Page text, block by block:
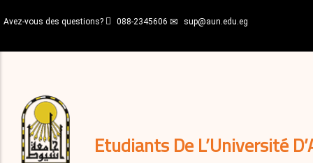
au
principal
Avez-vous des questions? 088-2345606 sup@aun.edu.eg
Etudiants De L’Université
décisions
Expatriés
Journal